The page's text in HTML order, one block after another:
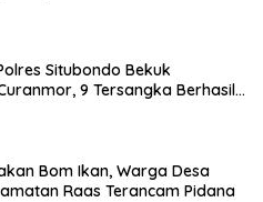
Situbondo Bekuk
9 Tersangka Berhasil
Bom Ikan, Warga Desa
Raas Terancam Pidana